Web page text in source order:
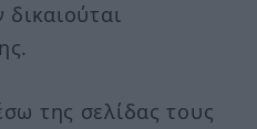
της σελίδας τους